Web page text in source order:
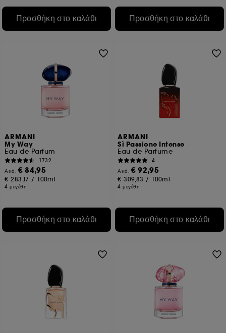
Προσθήκη στο καλάθι Προσθήκη στο καλάθι
ARMANI
My Way
Eau de Parfum
1732
Από:€ 84,95
€ 283,17 / 100ml
4 μεγέθη
Προσθήκη στο καλάθι
ARMANI
Sì Passione Intense
Eau de Parfume
4
Από:€ 92,95
€ 309,83 / 100ml
4 μεγέθη
Προσθήκη στο καλάθι